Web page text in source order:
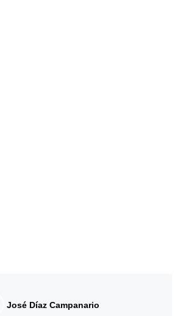
José Díaz Campanario